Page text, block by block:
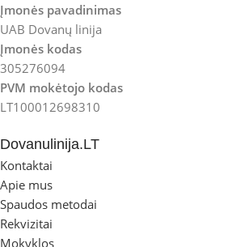
Įmonės pavadinimas
UAB Dovanų linija
Įmonės kodas
305276094
PVM mokėtojo kodas
LT100012698310
Dovanulinija.LT
Kontaktai
Apie mus
Spaudos metodai
Rekvizitai
Mokyklos